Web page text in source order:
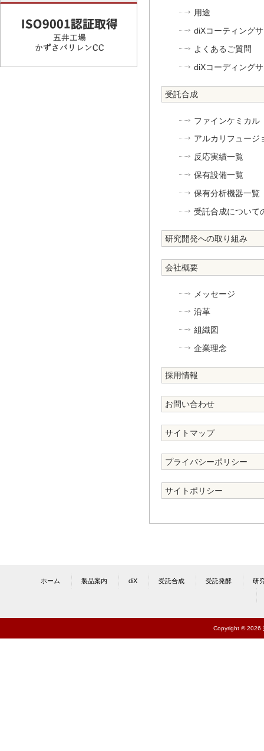
用途
diXコーティング
よくあるご質問
diXコーディング
受託合成
ファインケミカル
アルカリフュージ
反応実績一覧
保有設備一覧
保有分析機器一覧
受託合成について
研究開発への取り組み
会社概要
メッセージ
沿革
組織図
企業理念
採用情報
お問い合わせ
サイトマップ
プライバシーポリシー
サイトポリシー
ホーム 製品案内 diX 受託合成 受託発酵 研
Copyright © 2026